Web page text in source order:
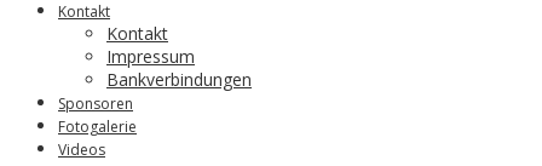
Kontakt
Kontakt
Impressum
Bankverbindungen
Sponsoren
Fotogalerie
Videos